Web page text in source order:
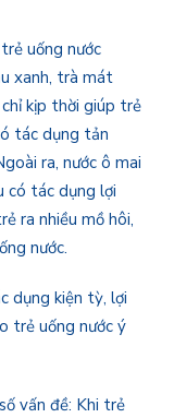
uống nước
xanh, trà mát
kịp thời giúp trẻ
tác dụng tản
ra, nước ô mai
có tác dụng lợi
ra nhiều mồ hôi,
nước.
dụng kiện tỳ, lợi
trẻ uống nước ý
vấn đề: Khi trẻ